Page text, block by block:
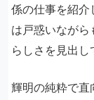
係の仕事を紹介
は戸惑いなが
らしさを見出し
輝明の純粋で直